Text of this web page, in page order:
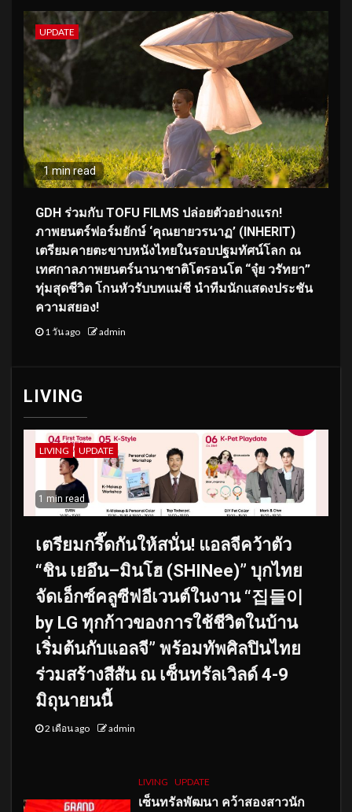
UPDATE
1 min read
GDH ร่วมกับ TOFU FILMS ปล่อยตัวอย่างแรก!
ภาพยนตร์ฟอร์มยักษ์ ‘คุณยายวรนาฏ’ (INHERIT)
เตรียมคายตะขาบหนังไทยในรอบปฐมทัศน์โลก ณ
เทศกาลภาพยนตร์นานาชาติโตรอนโต “จุ๋ย วรัทยา”
ทุ่มสุดชีวิต โกนหัวรับบทแม่ชี นำทีมนักแสดงประชัน
ความสยอง!
1 วัน ago admin
LIVING
LIVING UPDATE
1 min read
เตรียมกรี๊ดกันให้สนั่น! แอลจีคว้าตัว
“ชิน เยอึน–มินโฮ (SHINee)” บุกไทย
จัดเอ็กซ์คลูซีฟอีเวนต์ในงาน “집들이
by LG ทุกก้าวของการใช้ชีวิตในบ้าน
เริ่มต้นกับแอลจี” พร้อมทัพศิลปินไทย
ร่วมสร้างสีสัน ณ เซ็นทรัลเวิลด์ 4-9
มิถุนายนนี้
2 เดือน ago admin
LIVING UPDATE
เซ็นทรัลพัฒนา คว้าสองสาวนัก